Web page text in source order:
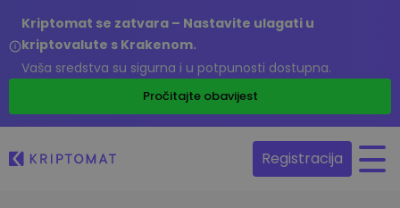
Kriptomat se zatvara – Nastavite ulagati u
kriptovalute s Krakenom.
Vaša sredstva su sigurna i u potpunosti dostupna.
Pročitajte obavijest
Registracija